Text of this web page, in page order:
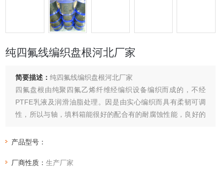
纯四氟线编织盘根河北厂家
简要描述：纯四氟线编织盘根河北厂家
四氟盘根由纯聚四氟乙烯纤维经编织设备编织而成的，不经
PTFE乳液及润滑油脂处理。因是由实心编织而具有柔韧可调
性，所以与轴，填料箱能很好的配合有的耐腐蚀性能，良好的
产品型号：
厂商性质：生产厂家